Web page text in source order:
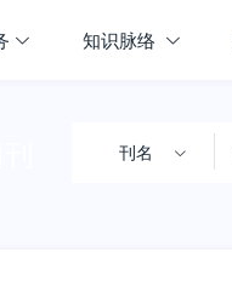
知识脉络
刊名